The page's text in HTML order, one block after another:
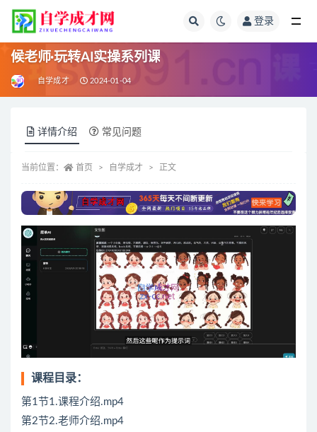
登录
候老师·玩转AI实操系列课
自学成才 2024-01-04
详情介绍 常见问题
当前位置： 首页 自学成才 正文
课程目录：
第1节1.课程介绍.mp4
第2节2.老师介绍.mp4